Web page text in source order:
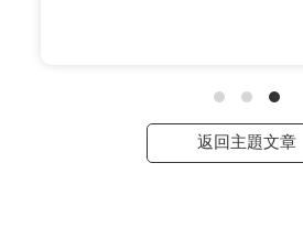
返回主題文章